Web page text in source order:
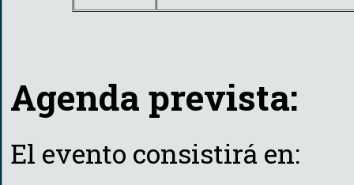
Agenda prevista:
El evento consistirá en: